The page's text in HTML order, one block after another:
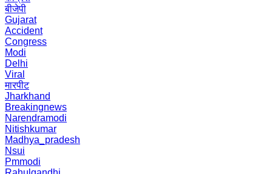
बीजेपी
Gujarat
Accident
Congress
Modi
Delhi
Viral
मारपीट
Jharkhand
Breakingnews
Narendramodi
Nitishkumar
Madhya_pradesh
Nsui
Pmmodi